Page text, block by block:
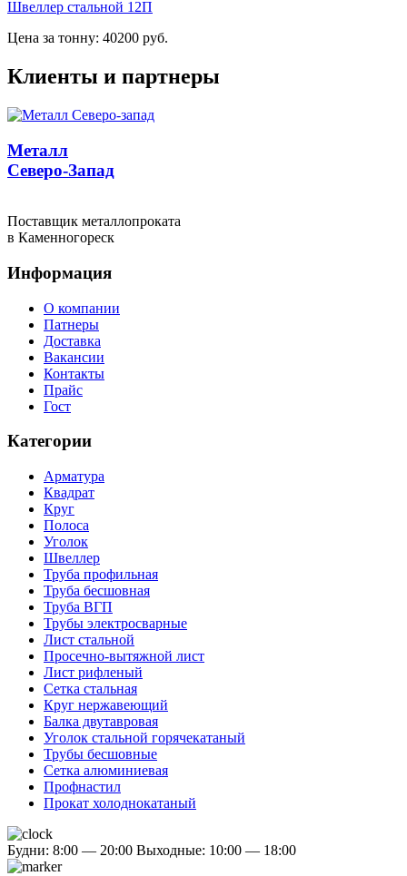
Швеллер стальной 12П
Цена за тонну: 40200 руб.
Клиенты и партнеры
Металл
Северо-Запад
Поставщик металлопроката
в Каменногореск
Информация
О компании
Патнеры
Доставка
Вакансии
Контакты
Прайс
Гост
Категории
Арматура
Квадрат
Круг
Полоса
Уголок
Швеллер
Труба профильная
Труба бесшовная
Труба ВГП
Трубы электросварные
Лист стальной
Просечно-вытяжной лист
Лист рифленый
Сетка стальная
Круг нержавеющий
Балка двутавровая
Уголок стальной горячекатаный
Трубы бесшовные
Сетка алюминиевая
Профнастил
Прокат холоднокатаный
Будни: 8:00 — 20:00 Выходные: 10:00 — 18:00